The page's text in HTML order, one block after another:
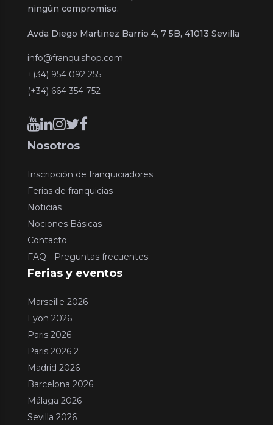
ningún compromiso.
Avda Diego Martinez Barrio 4, 7 5B, 41013 Sevilla
info@franquishop.com
+(34) 954 092 255
(+34) 664 354 752
Nosotros
Inscripción de franquiciadores
Ferias de franquicias
Noticias
Nociones Básicas
Contacto
FAQ - Preguntas frecuentes
Ferias y eventos
Marseille 2026
Lyon 2026
Paris 2026
Paris 2026 2
Madrid 2026
Barcelona 2026
Málaga 2026
Sevilla 2026